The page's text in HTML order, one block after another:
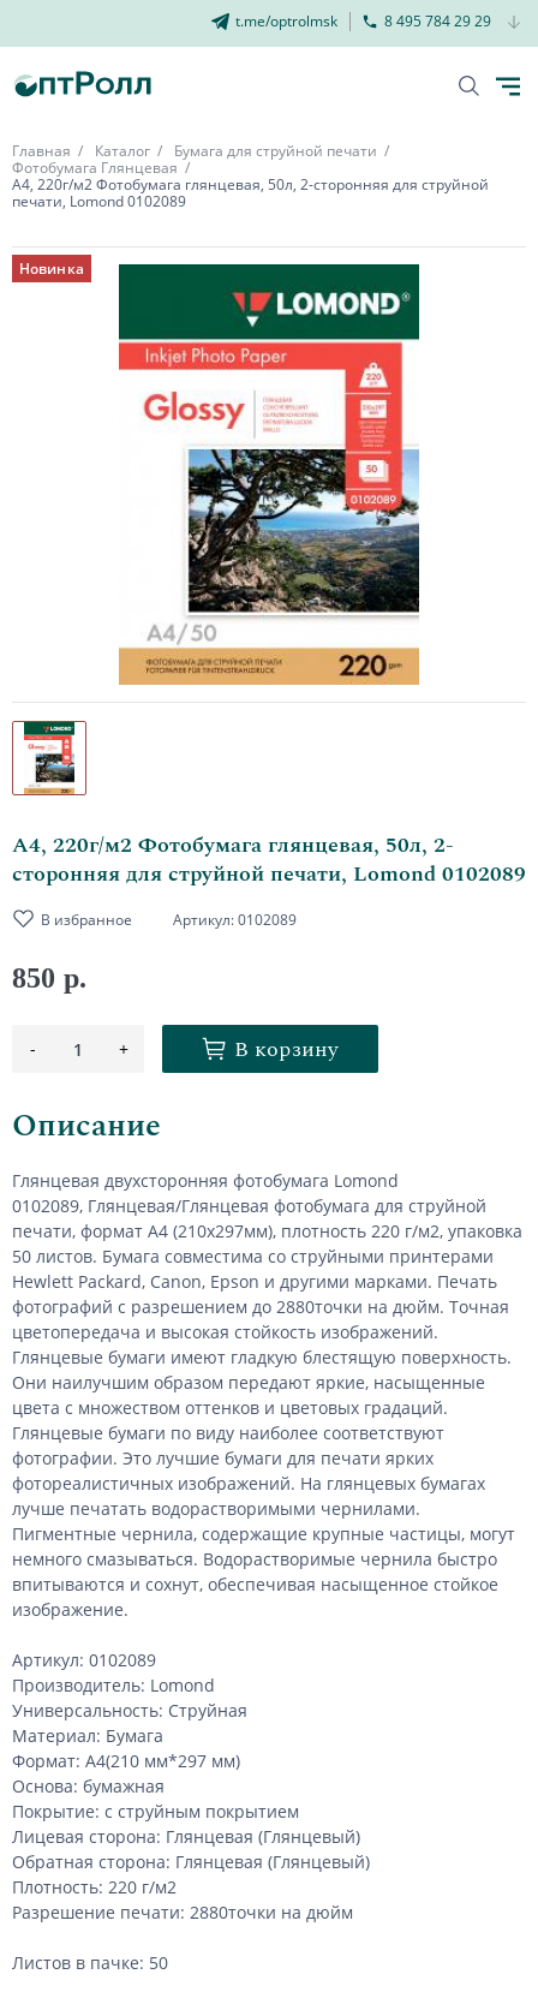
t.me/optrolmsk 8 495 784 29 29
Главная Каталог
Бумага для струйной печати
Фотобумага Глянцевая
А4, 220г/м2 Фотобумага глянцевая, 50л, 2-сторонняя для струйной
печати, Lomond 0102089
Новинка
А4, 220г/м2 Фотобумага глянцевая, 50л, 2-
сторонняя для струйной печати, Lomond 0102089
В избранное Артикул:0102089
850 р.
- 1 + В корзину
Описание
Глянцевая двухсторонняя фотобумага Lomond
0102089, Глянцевая/Глянцевая фотобумага для струйной
печати, формат А4 (210х297мм), плотность 220 г/м2, упаковка
50 листов. Бумага совместима со струйными принтерами
Hewlett Packard, Canon, Epson и другими марками. Печать
фотографий с разрешением до 2880точки на дюйм. Точная
цветопередача и высокая стойкость изображений.
Глянцевые бумаги имеют гладкую блестящую поверхность.
Они наилучшим образом передают яркие, насыщенные
цвета с множеством оттенков и цветовых градаций.
Глянцевые бумаги по виду наиболее соответствуют
фотографии. Это лучшие бумаги для печати ярких
фотореалистичных изображений. На глянцевых бумагах
лучше печатать водорастворимыми чернилами.
Пигментные чернила, содержащие крупные частицы, могут
немного смазываться. Водорастворимые чернила быстро
впитываются и сохнут, обеспечивая насыщенное стойкое
изображение.
Артикул: 0102089
Производитель: Lomond
Универсальность: Струйная
Материал: Бумага
Формат: А4(210 мм*297 мм)
Основа: бумажная
Покрытие: с струйным покрытием
Лицевая сторона: Глянцевая (Глянцевый)
Обратная сторона: Глянцевая (Глянцевый)
Плотность: 220 г/м2
Разрешение печати: 2880точки на дюйм
Листов в пачке: 50